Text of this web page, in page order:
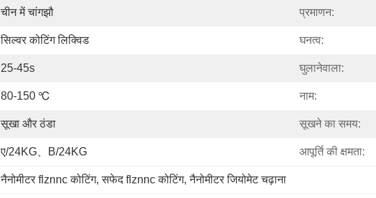
चीन में चांगझौ प्रमाणन:
सिल्वर कोटिंग लिक्विड घनत्व:
25-45s घुलानेवाला:
80-150 ℃ नाम:
सूखा और ठंडा सूखने का समय:
ए/24KG、B/24KG आपूर्ति की क्षमता:
नैनोमीटर flznnc कोटिंग, सफेद flznnc कोटिंग, नैनोमीटर जियोमेट चढ़ाना